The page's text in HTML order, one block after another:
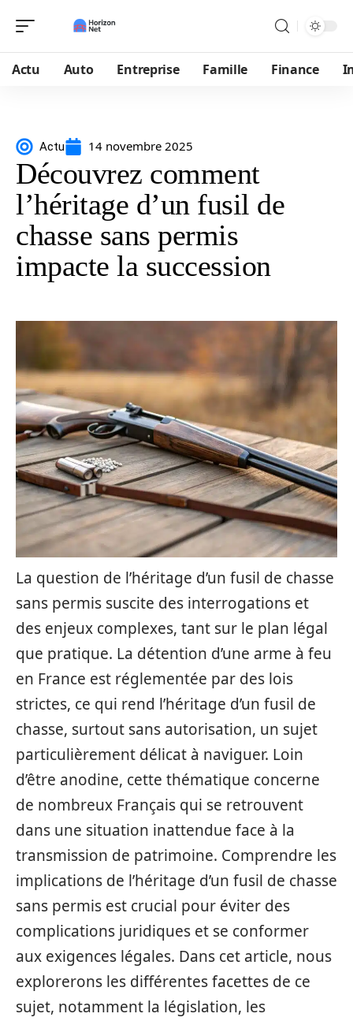
Actu Auto Entreprise Famille Finance
Actu 14 novembre 2025
Découvrez comment
l’héritage d’un fusil de
chasse sans permis
impacte la succession
La question de l’héritage d’un fusil de chasse
sans permis suscite des interrogations et
des enjeux complexes, tant sur le plan légal
que pratique. La détention d’une arme à feu
en France est réglementée par des lois
strictes, ce qui rend l’héritage d’un fusil de
chasse, surtout sans autorisation, un sujet
particulièrement délicat à naviguer. Loin
d’être anodine, cette thématique concerne
de nombreux Français qui se retrouvent
dans une situation inattendue face à la
transmission de patrimoine. Comprendre les
implications de l’héritage d’un fusil de chasse
sans permis est crucial pour éviter des
complications juridiques et se conformer
aux exigences légales. Dans cet article, nous
explorerons les différentes facettes de ce
sujet, notamment la législation, les